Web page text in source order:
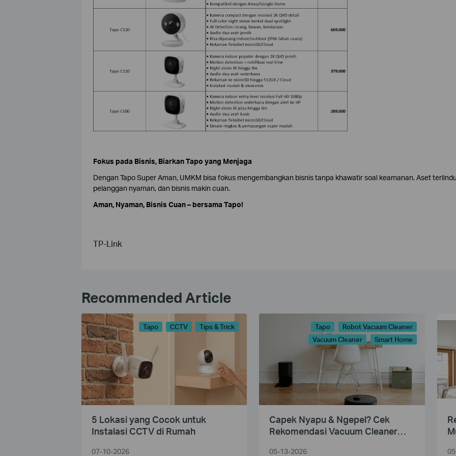
Fokus pada Bisnis, Biarkan Tapo yang Menjaga
Dengan Tapo Super Aman, UMKM bisa fokus mengembangkan bisnis tanpa khawatir soal keamanan. Aset
pelanggan nyaman, dan bisnis makin cuan.
Aman, Nyaman, Bisnis Cuan – bersama Tapo!
TP-Link
Recommended Article
Tapo CCTV Tips & Trick
5 Lokasi yang Cocok untuk
Instalasi CCTV di Rumah
07-10-2026
Tapo
Robot Vacuum Cleaner
Vacuum Cleaner
Smart Home
Capek Nyapu & Ngepel? Cek
Rekomendasi Vacuum Cleaner
05-13-2026